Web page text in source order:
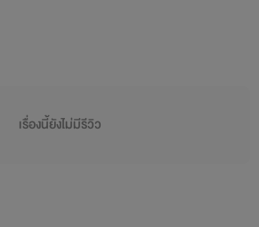
เรื่องนี้ยังไม่มีรีวิว